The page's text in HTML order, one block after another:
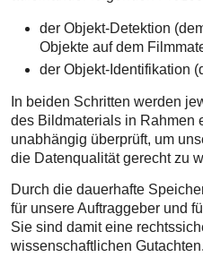
der Objekt-Detektion
Objekte auf dem
der Objekt-Identifikation
In beiden Schritten werden
des Bildmaterials in Rahmen
unabhängig überprüft, um
die Datenqualität gerecht zu
Durch die dauerhafte
für unsere Auftraggeber und
Sie sind damit eine
wissenschaftlichen Gutachten.